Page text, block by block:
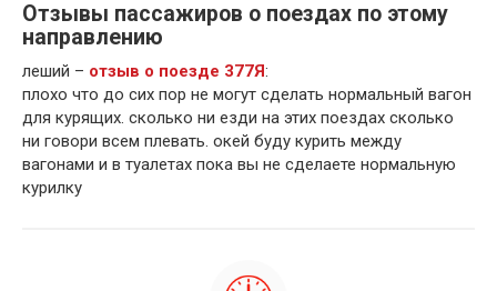
Отзывы пассажиров о поездах по этому
направлению
леший – отзыв о поезде 377Я:
плохо что до сих пор не могут сделать нормальный вагон
для курящих. сколько ни езди на этих поездах сколько
ни говори всем плевать. окей буду курить между
вагонами и в туалетах пока вы не сделаете нормальную
курилку